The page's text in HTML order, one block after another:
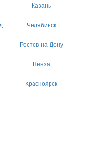
Казань
Челябинск
Ростов-на-Дону
Пенза
Красноярск